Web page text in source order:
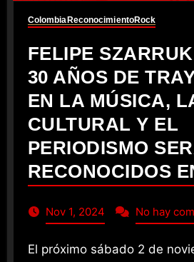
Colombia ReconocimientoRock
FELIPE
30 AÑOS DE
EN LA MÚSICA,
CULTURAL Y EL
PERIODISMO
RECONOCIDOS
Nov 1, 2024 No hay
El próximo sábado 2 de noviembre, Bogotá